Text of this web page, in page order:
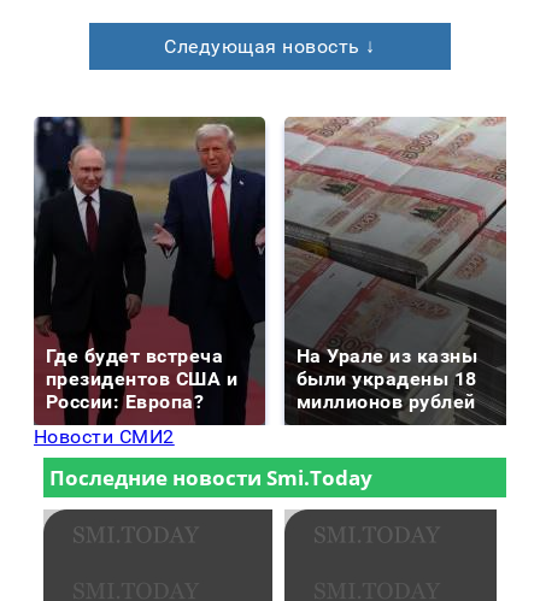
Следующая новость ↓
Где будет встреча
президентов США и
России: Европа?
На Урале из казны
были украдены 18
миллионов рублей
Новости СМИ2